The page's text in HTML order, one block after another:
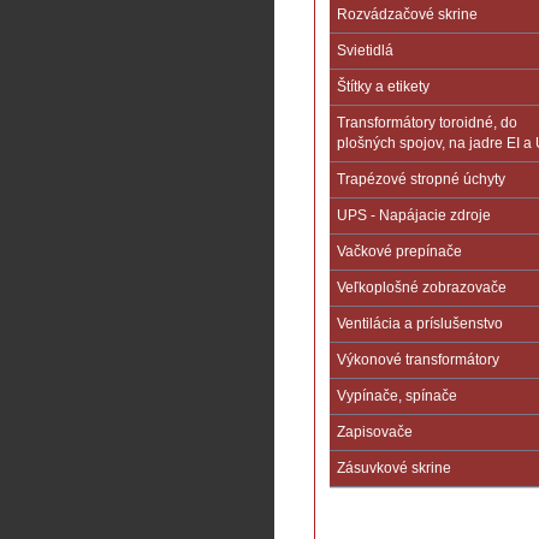
Rozvádzačové skrine
Svietidlá
Štítky a etikety
Transformátory toroidné, do
plošných spojov, na jadre EI a
Trapézové stropné úchyty
UPS - Napájacie zdroje
Vačkové prepínače
Veľkoplošné zobrazovače
Ventilácia a príslušenstvo
Výkonové transformátory
Vypínače, spínače
Zapisovače
Zásuvkové skrine